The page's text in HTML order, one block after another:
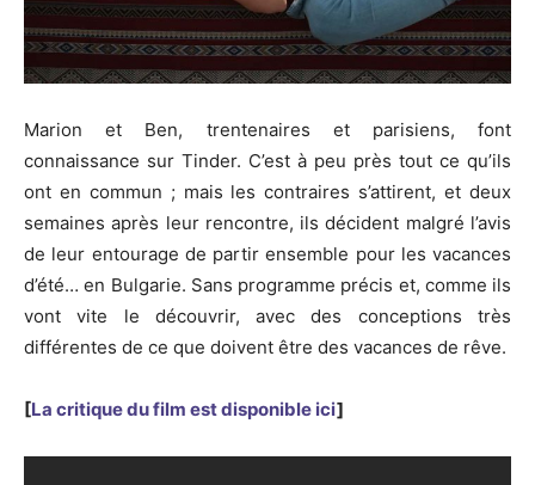
Marion et Ben, trentenaires et parisiens, font
connaissance sur Tinder. C’est à peu près tout ce qu’ils
ont en commun ; mais les contraires s’attirent, et deux
semaines après leur rencontre, ils décident malgré l’avis
de leur entourage de partir ensemble pour les vacances
d’été… en Bulgarie. Sans programme précis et, comme ils
vont vite le découvrir, avec des conceptions très
différentes de ce que doivent être des vacances de rêve.
[La critique du film est disponible ici]